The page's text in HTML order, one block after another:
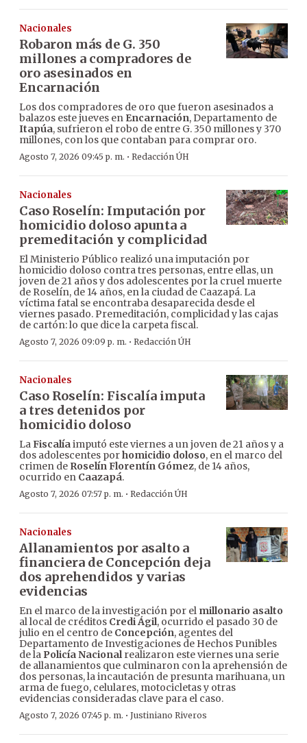
Nacionales
Robaron más de G. 350
millones a compradores de
oro asesinados en
Encarnación
Los dos compradores de oro que fueron asesinados a
balazos este jueves en Encarnación, Departamento de
Itapúa, sufrieron el robo de entre G. 350 millones y 370
millones, con los que contaban para comprar oro.
Agosto 7, 2026 09:45 p. m. · Redacción ÚH
Nacionales
Caso Roselín: Imputación por
homicidio doloso apunta a
premeditación y complicidad
El Ministerio Público realizó una imputación por
homicidio doloso contra tres personas, entre ellas, un
joven de 21 años y dos adolescentes por la cruel muerte
de Roselín, de 14 años, en la ciudad de Caazapá. La
víctima fatal se encontraba desaparecida desde el
viernes pasado. Premeditación, complicidad y las cajas
de cartón: lo que dice la carpeta fiscal.
Agosto 7, 2026 09:09 p. m. · Redacción ÚH
Nacionales
Caso Roselín: Fiscalía imputa
a tres detenidos por
homicidio doloso
LaFiscalíaimputó este viernes a un joven de 21 años y a
dos adolescentes porhomicidio doloso, en el marco del
crimen de Roselín Florentín Gómez, de 14 años,
ocurrido en Caazapá.
Agosto 7, 2026 07:57 p. m. · Redacción ÚH
Nacionales
Allanamientos por asalto a
financiera de Concepción deja
dos aprehendidos y varias
evidencias
En el marco de la investigación por el millonario asalto
al local de créditos Credi Ágil, ocurrido el pasado 30 de
julio en el centro de Concepción, agentes del
Departamento de Investigaciones de Hechos Punibles
de la Policía Nacionalrealizaron este viernes una serie
de allanamientos que culminaron con la aprehensión de
dos personas, la incautación de presunta marihuana, un
arma de fuego, celulares, motocicletas y otras
evidencias consideradas clave para el caso.
Agosto 7, 2026 07:45 p. m. · Justiniano Riveros